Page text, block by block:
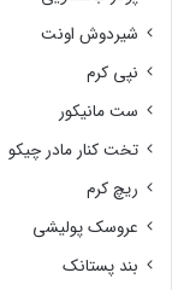
شیردوش اونت
نپی کرم
ست مانیکور
تخت کنار مادر چیکو
ریچ کرم
عروسک پولیشی
بند پستانک